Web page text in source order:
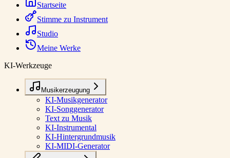
Startseite
Stimme zu Instrument
Studio
Meine Werke
KI-Werkzeuge
Musikerzeugung
KI-Musikgenerator
KI-Songgenerator
Text zu Musik
KI-Instrumental
KI-Hintergrundmusik
KI-MIDI-Generator